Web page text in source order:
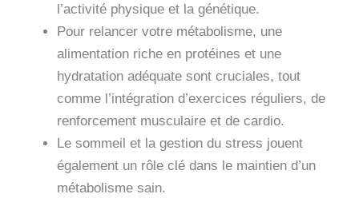
l’activité physique et la génétique.
Pour relancer votre métabolisme, une
alimentation riche en protéines et une
hydratation adéquate sont cruciales, tout
comme l’intégration d’exercices réguliers, de
renforcement musculaire et de cardio.
Le sommeil et la gestion du stress jouent
également un rôle clé dans le maintien d’un
métabolisme sain.